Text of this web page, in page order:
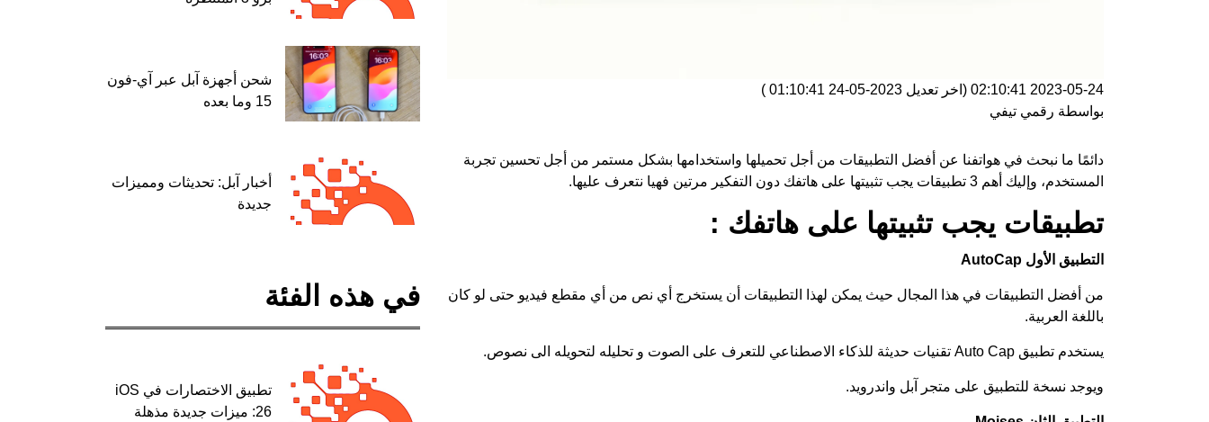
2023-05-24 02:10:41 (اخر تعديل 2023-05-24 01:10:41
)
بواسطة رقمي تيفي
دائمًا ما نبحث في هواتفنا عن أفضل التطبيقات من أجل تحميلها واستخدامها بشكل مستمر من أجل تحسين تجربة
المستخدم، وإليك أهم 3 تطبيقات يجب تثبيتها على هاتفك دون التفكير مرتين فهيا نتعرف عليها.
تطبيقات يجب تثبيتها على هاتفك :
التطبيق الأول AutoCap
من أفضل التطبيقات في هذا المجال حيث يمكن لهذا التطبيقات أن يستخرج أي نص من أي مقطع فيديو حتى لو كان
باللغة العربية.
يستخدم تطبيق Auto Cap تقنيات حديثة للذكاء الاصطناعي للتعرف على الصوت و تحليله لتحويله الى نصوص.
ويوجد نسخة للتطبيق على متجر آبل واندرويد.
شحن أجهزة آبل عبر آي-فون
15 وما بعده
أخبار آبل: تحديثات ومميزات
جديدة
في هذه الفئة
تطبيق الاختصارات في iOS
26: ميزات جديدة مذهلة